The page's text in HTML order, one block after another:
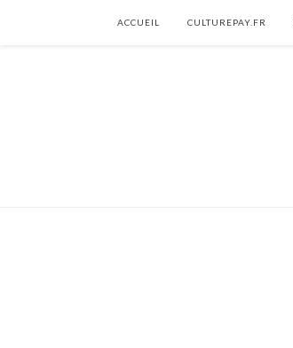
ACCUEIL CULTUREPAY.FR